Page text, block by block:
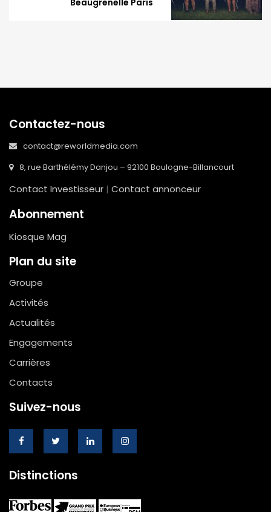
Beaugrenelle Paris
Contactez-nous
contact@reworldmedia.com
8, rue Barthélémy Danjou – 92100 Boulogne-Billancourt
Contact Investisseur | Contact annonceur
Abonnement
Kiosque Mag
Plan du site
Groupe
Activités
Actualités
Engagements
Carrières
Contacts
Suivez-nous
Distinctions